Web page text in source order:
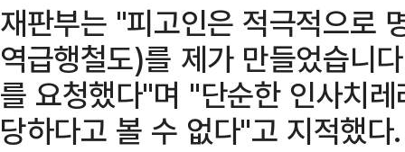
재판부는 "피고인은 적극적으로
역급행철도)를 제가 만들었습니
를 요청했다"며 "단순한 인사치
당하다고 볼 수 없다"고 지적했다.